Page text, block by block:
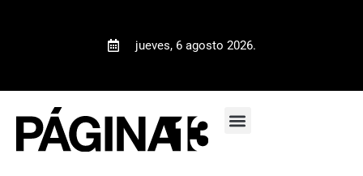
jueves, 6 agosto 2026.